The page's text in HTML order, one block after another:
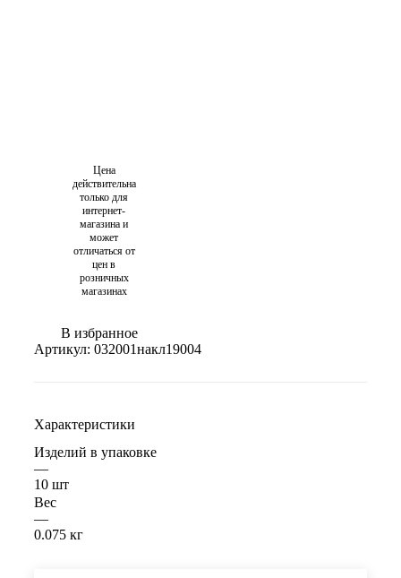
Цена
действительна
только для
интернет-
магазина и
может
отличаться от
цен в
розничных
магазинах
В избранное
Артикул: 032001накл19004
Характеристики
Изделий в упаковке
—
10 шт
Вес
—
0.075 кг